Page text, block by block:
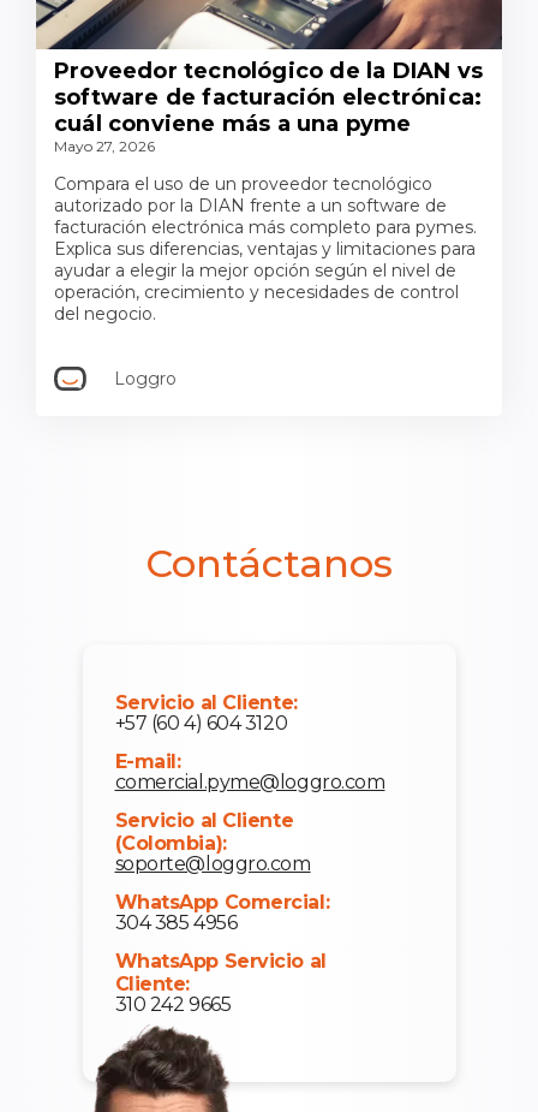
Proveedor tecnológico de la DIAN vs
software de facturación electrónica:
cuál conviene más a una pyme
Mayo 27, 2026
Compara el uso de un proveedor tecnológico
autorizado por la DIAN frente a un software de
facturación electrónica más completo para pymes.
Explica sus diferencias, ventajas y limitaciones para
ayudar a elegir la mejor opción según el nivel de
operación, crecimiento y necesidades de control
del negocio.
Loggro
Contáctanos
Servicio al Cliente:
+57 (60 4) 604 3120
E-mail:
comercial.pyme@loggro.com
Servicio al Cliente
(Colombia):
soporte@loggro.com
WhatsApp Comercial:
304 385 4956
WhatsApp Servicio al
Cliente:
310 242 9665